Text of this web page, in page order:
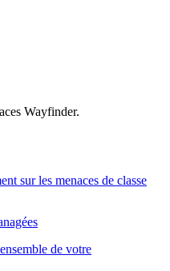
Wayfinder.
sur les menaces de classe
de votre